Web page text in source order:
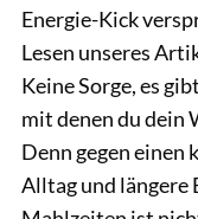
Energie-Kick
Lesen unseres
Keine Sorge, es
mit denen du dein
Denn gegen einen
Alltag und längere